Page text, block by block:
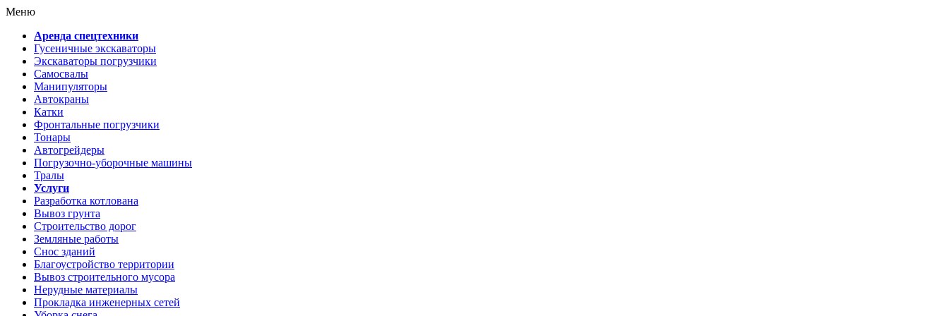
Меню
Аренда спецтехники
Гусеничные экскаваторы
Экскаваторы погрузчики
Самосвалы
Манипуляторы
Автокраны
Катки
Фронтальные погрузчики
Тонары
Автогрейдеры
Погрузочно-уборочные машины
Тралы
Услуги
Разработка котлована
Вывоз грунта
Строительство дорог
Земляные работы
Снос зданий
Благоустройство территории
Вывоз строительного мусора
Нерудные материалы
Прокладка инженерных сетей